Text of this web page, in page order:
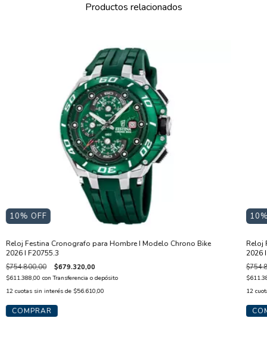
Productos relacionados
10% OFF
Reloj Festina Cronografo para Hombre I Modelo Chrono Bike
2026 I F20755.3
$754.800,00 $679.320,00
$611.388,00con Transferencia o depósito
12 cuotas sin interés de $56.610,00
10
Reloj
2026
12